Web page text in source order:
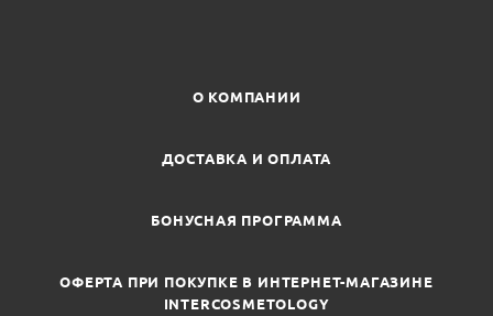
О КОМПАНИИ
ДОСТАВКА И ОПЛАТА
БОНУСНАЯ ПРОГРАММА
ОФЕРТА ПРИ ПОКУПКЕ В ИНТЕРНЕТ-МАГАЗИНЕ
INTERCOSMETOLOGY